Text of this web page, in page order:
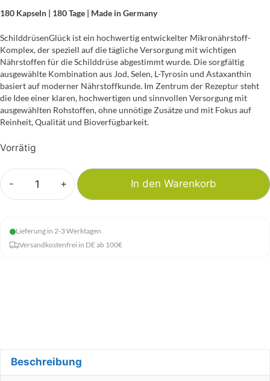
180 Kapseln | 180 Tage | Made in Germany
SchilddrüsenGlück ist ein hochwertig entwickelter Mikronährstoff-
Komplex, der speziell auf die tägliche Versorgung mit wichtigen
Nährstoffen für die Schilddrüse abgestimmt wurde. Die sorgfältig
ausgewählte Kombination aus Jod, Selen, L-Tyrosin und Astaxanthin
basiert auf moderner Nährstoffkunde. Im Zentrum der Rezeptur steht
die Idee einer klaren, hochwertigen und sinnvollen Versorgung mit
ausgewählten Rohstoffen, ohne unnötige Zusätze und mit Fokus auf
Reinheit, Qualität und Bioverfügbarkeit.
Vorrätig
-
NatuGena
Menge
+ In den Warenkorb
Lieferung in 2-3 Werktagen
Versandkostenfrei in DE ab 100€
Beschreibung